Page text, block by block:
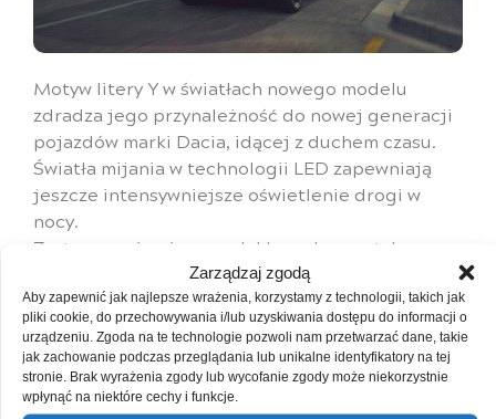
Zarządzaj zgodą
Aby zapewnić jak najlepsze wrażenia, korzystamy z technologii, takich jak
pliki cookie, do przechowywania i/lub uzyskiwania dostępu do informacji o
urządzeniu. Zgoda na te technologie pozwoli nam przetwarzać dane, takie
jak zachowanie podczas przeglądania lub unikalne identyfikatory na tej
stronie. Brak wyrażenia zgody lub wycofanie zgody może niekorzystnie
wpłynąć na niektóre cechy i funkcje.
Motyw litery Y w światłach nowego modelu
zdradza jego przynależność do nowej generacji
pojazdów marki Dacia, idącej z duchem czasu.
Światła mijania w technologii LED zapewniają
jeszcze intensywniejsze oświetlenie drogi w
nocy.
Zastosowanie pionowych kloszy lamp z tyłu
pozwoliło na poszerzenie tylnej klapy i uzyskanie
jeszcze lepszego dostępu do bagażnika.
WIĘCEJ NA STRONIE
PRODUCENTA